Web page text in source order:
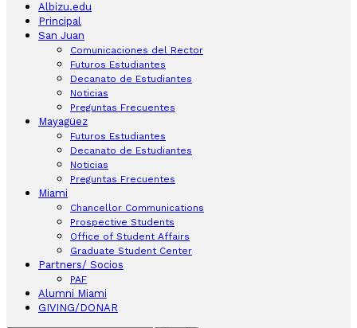
Albizu.edu
Principal
San Juan
Comunicaciones del Rector
Futuros Estudiantes
Decanato de Estudiantes
Noticias
Preguntas Frecuentes
Mayagüez
Futuros Estudiantes
Decanato de Estudiantes
Noticias
Preguntas Frecuentes
Miami
Chancellor Communications
Prospective Students
Office of Student Affairs
Graduate Student Center
Partners/ Socios
PAF
Alumni Miami
GIVING/DONAR